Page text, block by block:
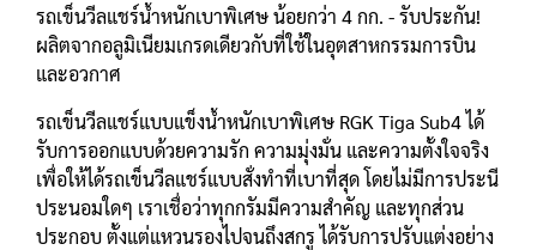
รถเข็นวีลแชร์น้ำหนักเบาพิเศษ น้อยกว่า 4 กก. - รับประกัน!
ผลิตจากอลูมิเนียมเกรดเดียวกับที่ใช้ในอุตสาหกรรมการบิน
และอวกาศ
รถเข็นวีลแชร์แบบแข็งน้ำหนักเบาพิเศษ RGK Tiga Sub4 ได้
รับการออกแบบด้วยความรัก ความมุ่งมั่น และความตั้งใจจริง
เพื่อให้ได้รถเข็นวีลแชร์แบบสั่งทำที่เบาที่สุด โดยไม่มีการประนี
ประนอมใดๆ เราเชื่อว่าทุกกรัมมีความสำคัญ และทุกส่วน
ประกอบ ตั้งแต่แหวนรองไปจนถึงสกรู ได้รับการปรับแต่งอย่าง